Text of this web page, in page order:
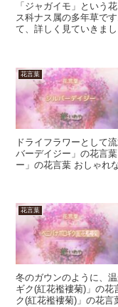
「ジャガイモ」という
ス科ナス属の多年草で
て、詳しく見ていきま
花言葉
ドライフラワーとして
バーデイジー」の花言
ー」の花言葉 おしゃれ
花言葉
冬のガウンのように、
ギク(紅花襤褸菊)」の
ク(紅花襤褸菊)」の花